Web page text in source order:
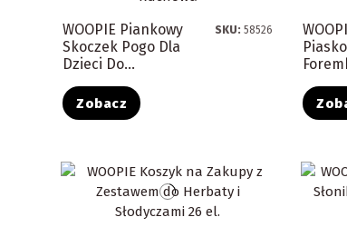
WOOPIE Piankowy
Skoczek Pogo Dla
Dzieci Do...
SKU:58526
Zobacz